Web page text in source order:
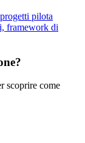
pilota
framework di
scoprire come